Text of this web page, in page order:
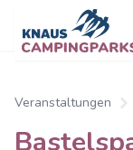
Veranstaltungen